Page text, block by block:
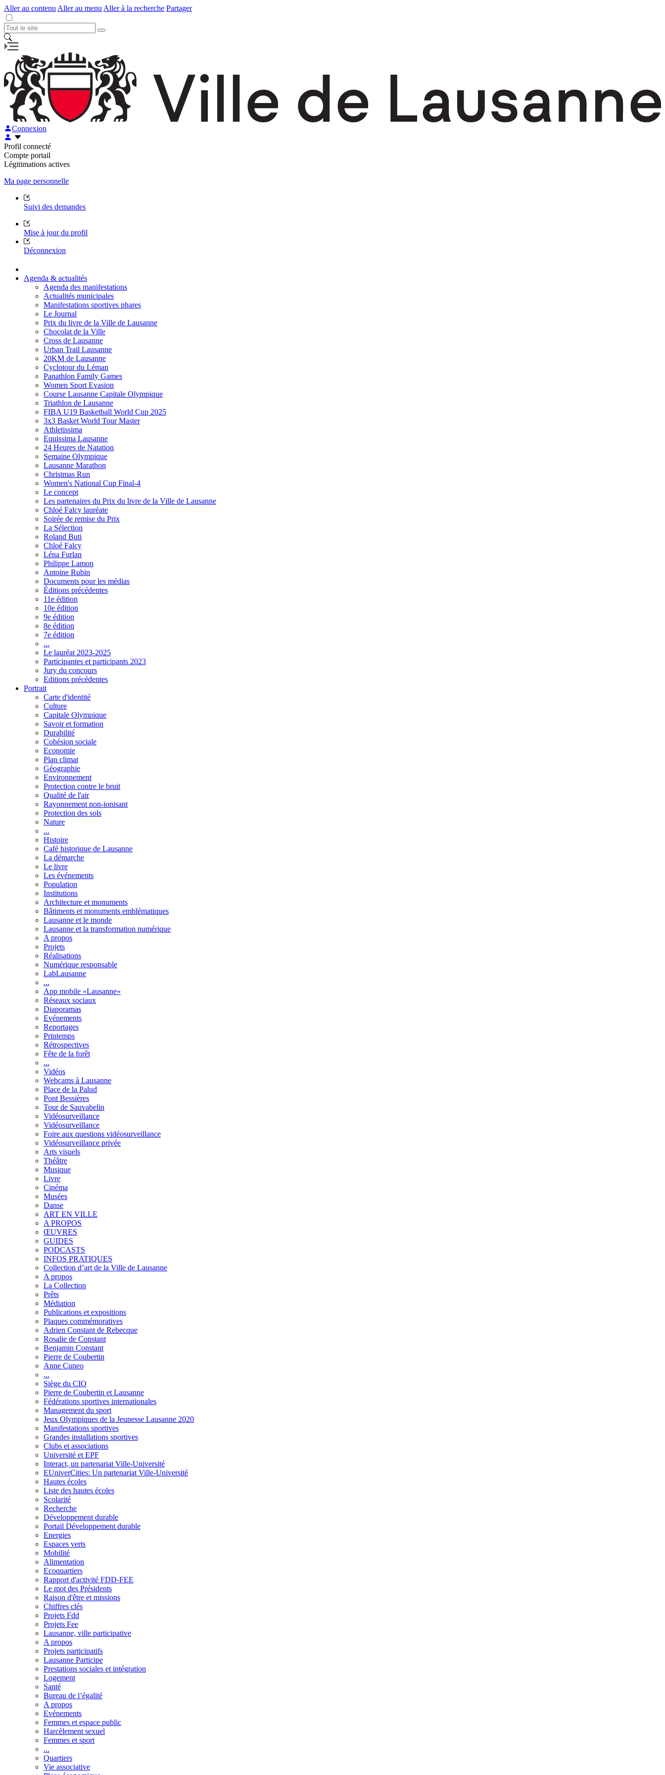
Aller au contenu Aller au menu Aller à la recherche Partager
Connexion
Profil connecté
Compte portail
Légitimations actives
Ma page personnelle
Suivi des demandes
Mise à jour du profil
Déconnexion
Agenda & actualités
Agenda des manifestations
Actualités municipales
Manifestations sportives phares
Le Journal
Prix du livre de la Ville de Lausanne
Chocolat de la Ville
Cross de Lausanne
Urban Trail Lausanne
20KM de Lausanne
Cyclotour du Léman
Panathlon Family Games
Women Sport Evasion
Course Lausanne Capitale Olympique
Triathlon de Lausanne
FIBA U19 Basketball World Cup 2025
3x3 Basket World Tour Master
Athletissima
Equissima Lausanne
24 Heures de Natation
Semaine Olympique
Lausanne Marathon
Christmas Run
Women's National Cup Final-4
Le concept
Les partenaires du Prix du livre de la Ville de Lausanne
Chloé Falcy lauréate
Soirée de remise du Prix
La Sélection
Roland Buti
Chloé Falcy
Léna Furlan
Philippe Lamon
Antoine Rubin
Documents pour les médias
Éditions précédentes
11e édition
10e édition
9e édition
8e édition
7e édition
...
Le lauréat 2023-2025
Participantes et participants 2023
Jury du concours
Editions précédentes
Portrait
Carte d'identité
Culture
Capitale Olympique
Savoir et formation
Durabilité
Cohésion sociale
Economie
Plan climat
Géographie
Environnement
Protection contre le bruit
Qualité de l'air
Rayonnement non-ionisant
Protection des sols
Nature
...
Histoire
Café historique de Lausanne
La démarche
Le livre
Les événements
Population
Institutions
Architecture et monuments
Bâtiments et monuments emblématiques
Lausanne et le monde
Lausanne et la transformation numérique
A propos
Projets
Réalisations
Numérique responsable
LabLausanne
...
App mobile «Lausanne»
Réseaux sociaux
Diaporamas
Evénements
Reportages
Printemps
Rétrospectives
Fête de la forêt
...
Vidéos
Webcams à Lausanne
Place de la Palud
Pont Bessières
Tour de Sauvabelin
Vidéosurveillance
Vidéosurveillance
Foire aux questions vidéosurveillance
Vidéosurveillance privée
Arts visuels
Théâtre
Musique
Livre
Cinéma
Musées
Danse
ART EN VILLE
A PROPOS
ŒUVRES
GUIDES
PODCASTS
INFOS PRATIQUES
Collection d’art de la Ville de Lausanne
A propos
La Collection
Prêts
Médiation
Publications et expositions
Plaques commémoratives
Adrien Constant de Rebecque
Rosalie de Constant
Benjamin Constant
Pierre de Coubertin
Anne Cuneo
...
Siège du CIO
Pierre de Coubertin et Lausanne
Fédérations sportives internationales
Management du sport
Jeux Olympiques de la Jeunesse Lausanne 2020
Manifestations sportives
Grandes installations sportives
Clubs et associations
Université et EPF
Interact, un partenariat Ville-Université
EUniverCities: Un partenariat Ville-Université
Hautes écoles
Liste des hautes écoles
Scolarité
Recherche
Développement durable
Portail Développement durable
Energies
Espaces verts
Mobilité
Alimentation
Ecoquartiers
Rapport d'activité FDD-FEE
Le mot des Présidents
Raison d'être et missions
Chiffres clés
Projets Fdd
Projets Fee
Lausanne, ville participative
A propos
Projets participatifs
Lausanne Participe
Prestations sociales et intégration
Logement
Santé
Bureau de l’égalité
A propos
Evénements
Femmes et espace public
Harcèlement sexuel
Femmes et sport
...
Quartiers
Vie associative